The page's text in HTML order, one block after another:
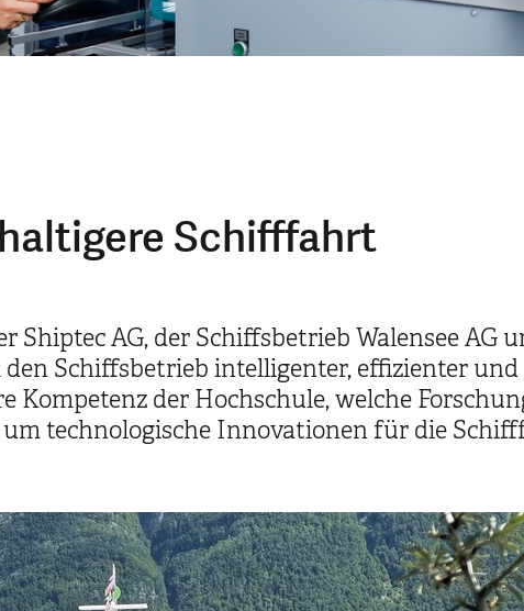
Schifffahrt
Shiptec AG, der Schiffsbetrieb Walensee AG
Schiffsbetrieb intelligenter, effizienter
der Hochschule, welche
technologische Innovationen für die